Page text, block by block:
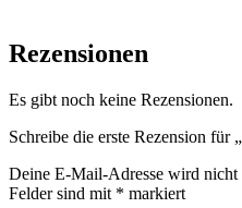
Rezensionen
Es gibt noch keine Rezensionen.
Schreibe die erste Rezension für
Deine E-Mail-Adresse wird
Felder sind mit * markiert